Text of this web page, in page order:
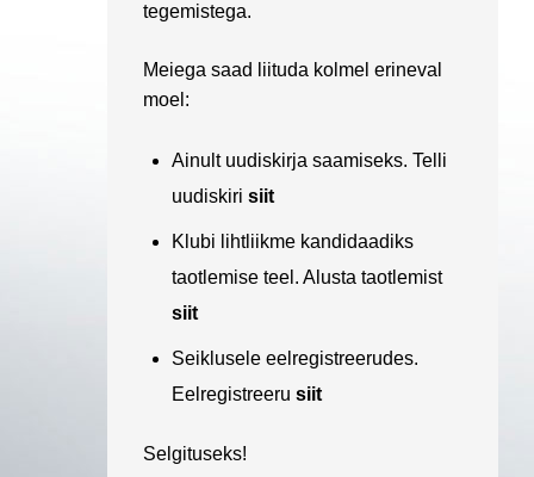
tegemistega.
Meiega saad liituda kolmel erineval
moel:
Ainult uudiskirja saamiseks. Telli
uudiskiri siit
Klubi lihtliikme kandidaadiks
taotlemise teel. Alusta taotlemist
siit
Seiklusele eelregistreerudes.
Eelregistreeru siit
Selgituseks!